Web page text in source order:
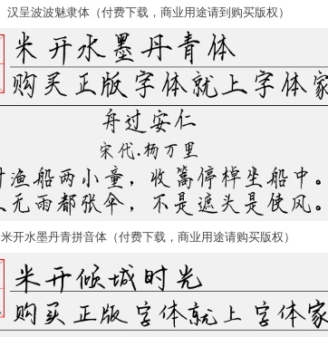
汉呈波波魅隶体（付费下载，商业用途请到购买版权）
米开水墨丹青拼音体（付费下载，商业用途请购买版权）